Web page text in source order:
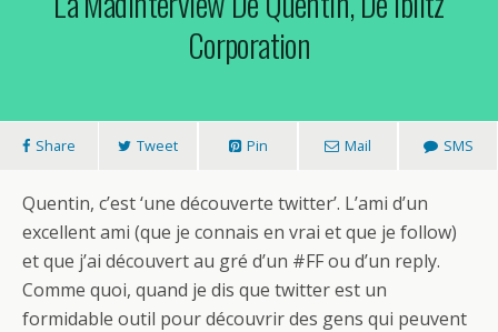
Corporation
Share Tweet Pin Mail SMS
Quentin, c’est ‘une découverte twitter’. L’ami d’un
excellent ami (que je connais en vrai et que je follow)
et que j’ai découvert au gré d’un #FF ou d’un reply.
Comme quoi, quand je dis que twitter est un
formidable outil pour découvrir des gens qui peuvent